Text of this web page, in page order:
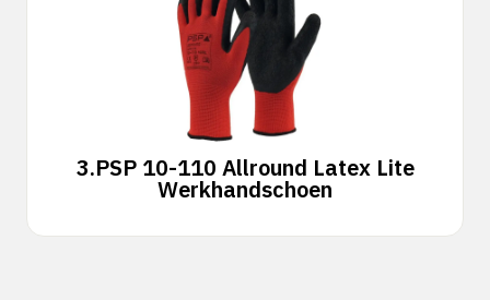
3.PSP 10-110 Allround Latex Lite
Werkhandschoen